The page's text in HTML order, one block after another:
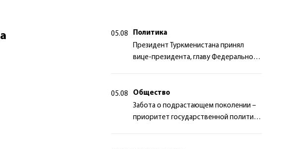
05.08
Политика
Президент Туркменистана принял
вице-президента, главу Федерального
05.08
Общество
Забота о подрастающем поколении –
приоритет государственной политики